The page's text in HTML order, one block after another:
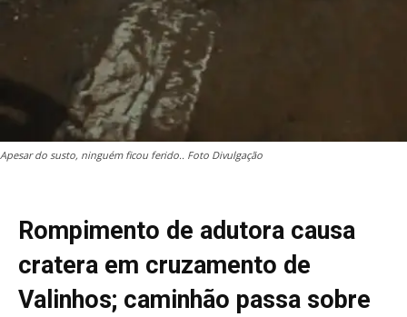
Apesar do susto, ninguém ficou ferido.. Foto Divulgação
Rompimento de adutora causa
cratera em cruzamento de
Valinhos; caminhão passa sobre